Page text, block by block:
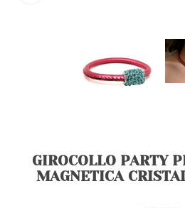
GIROCOLLO PARTY
MAGNETICA